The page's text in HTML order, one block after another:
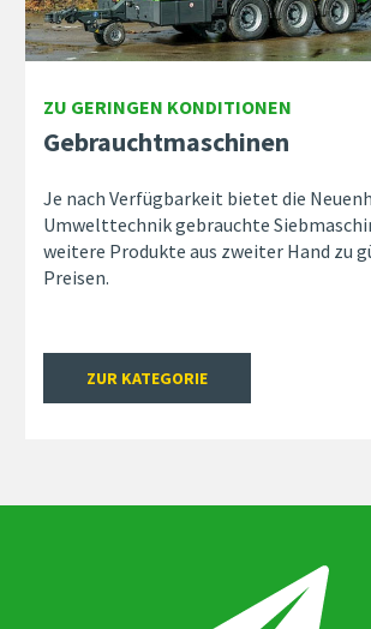
ZU GERINGEN KONDITIONEN
Gebrauchtmaschinen
Je nach Verfügbarkeit bietet die
Umwelttechnik gebrauchte
weitere Produkte aus zweiter Hand zu
Preisen.
ZUR KATEGORIE